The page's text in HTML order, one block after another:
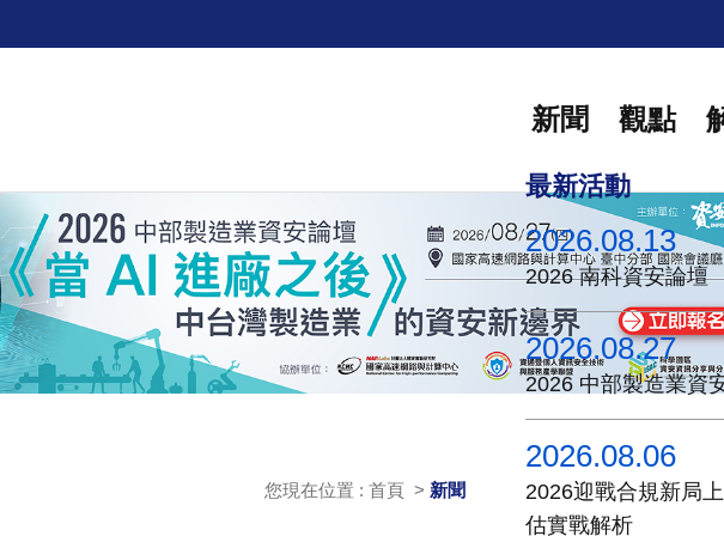
新聞 觀點
您現在位置 : 首頁 > 新聞
最新活動
2026.08.13
2026 南科資安論壇
2026.08.27
2026 中部製造業資
2026.08.06
2026迎戰合規新局
估實戰解析